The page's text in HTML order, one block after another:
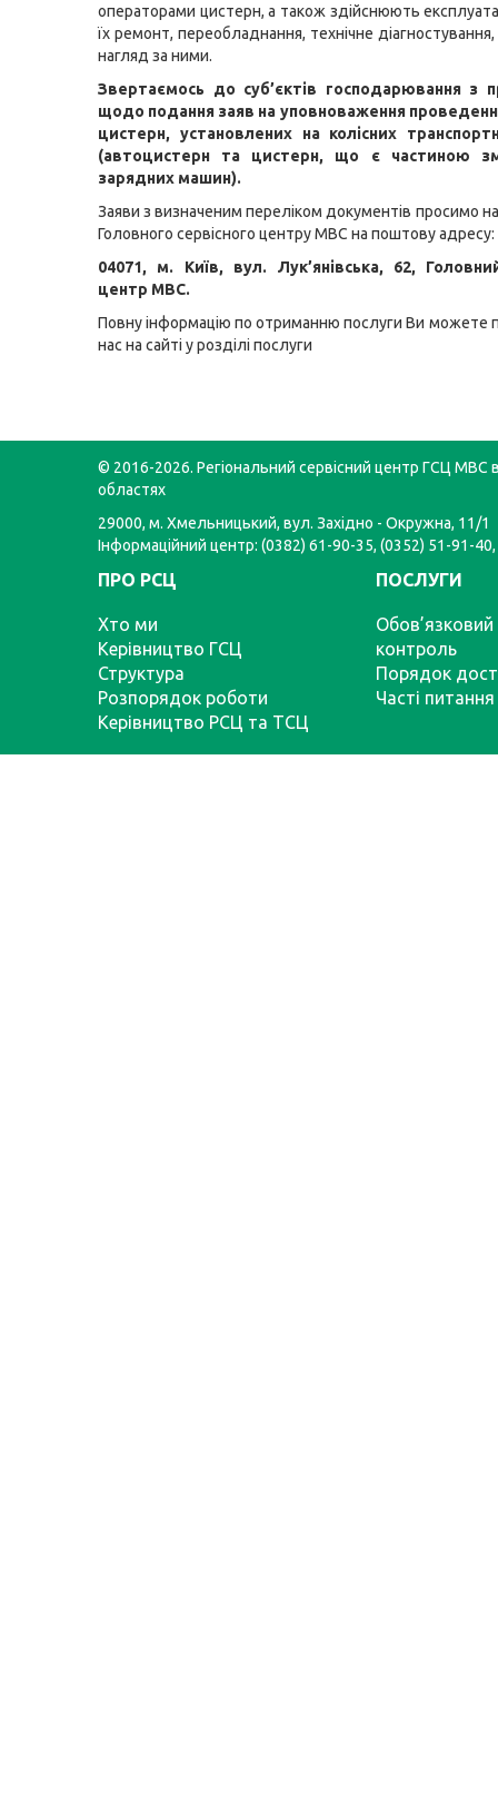
операторами цистерн, а також здійснюють
їх ремонт, переобладнання, технічне діагностування,
нагляд за ними.
Звертаємось до суб’єктів господарювання з
щодо подання заяв на уповноваження
цистерн, установлених на колісних
(автоцистерн та цистерн, що є частиною
зарядних машин).
Заяви з визначеним переліком документів просимо
Головного сервісного центру МВС на поштову адресу:
04071, м. Київ, вул. Лук’янівська, 62,
центр МВС.
Повну інформацію по отриманню послуги Ви можете
нас на сайті у розділі послуги
© 2016-2026. Регіональний сервісний центр ГСЦ МВС
областях
29000, м. Хмельницький, вул. Західно - Окружна, 11/1
Інформаційний центр: (0382) 61-90-35, (0352) 51-91-
ПРО РСЦ
Хто ми
Керівництво ГСЦ
Структура
Розпорядок роботи
Керівництво РСЦ та ТСЦ
ПОСЛУГИ
Обов’язковий
контроль
Порядок
Часті питання